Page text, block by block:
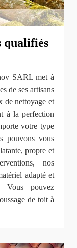
qualifiés
SARL met à
de ses artisans
de nettoyage et
à la perfection
votre type
pouvons vous
propre et
nos
adapté et
Vous pouvez
de toit à